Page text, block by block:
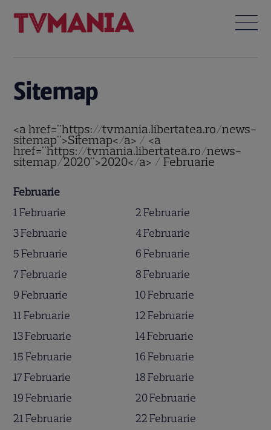
Sitemap
<a href="https://tvmania.libertatea.ro/news-
sitemap">Sitemap</a> / <a
href="https://tvmania.libertatea.ro/news-
sitemap/2020">2020</a> / Februarie
Februarie
1 Februarie
2 Februarie
3 Februarie
4 Februarie
5 Februarie
6 Februarie
7 Februarie
8 Februarie
9 Februarie
10 Februarie
11 Februarie
12 Februarie
13 Februarie
14 Februarie
15 Februarie
16 Februarie
17 Februarie
18 Februarie
19 Februarie
20 Februarie
21 Februarie
22 Februarie